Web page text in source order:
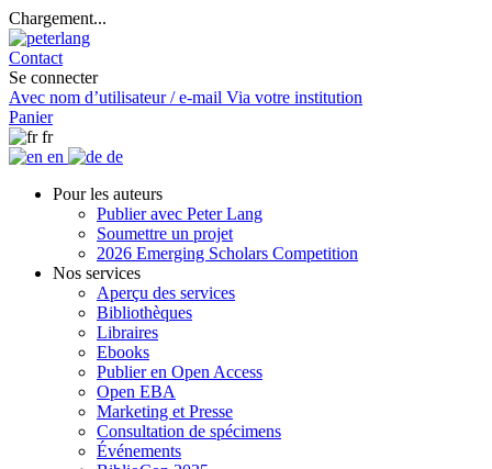
Chargement...
Contact
Se connecter
Avec nom d’utilisateur / e-mail Via votre institution
Panier
fr
en
de
Pour les auteurs
Publier avec Peter Lang
Soumettre un projet
2026 Emerging Scholars Competition
Nos services
Aperçu des services
Bibliothèques
Libraires
Ebooks
Publier en Open Access
Open EBA
Marketing et Presse
Consultation de spécimens
Événements